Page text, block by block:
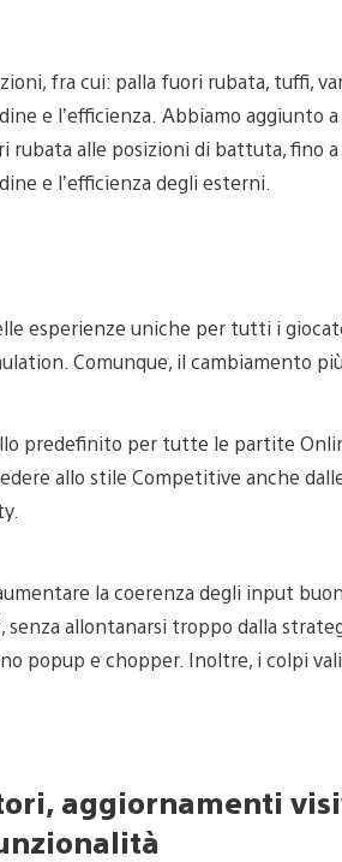
fra cui: palla fuori rubata, tuffi,
e l’efficienza. Abbiamo aggiunto
rubata alle posizioni di battuta, fino
e l’efficienza degli esterni.
esperienze uniche per tutti i
Comunque, il cambiamento
predefinito per tutte le partite
allo stile Competitive anche
la coerenza degli input
allontanarsi troppo dalla
popup e chopper. Inoltre, i colpi
aggiornamenti